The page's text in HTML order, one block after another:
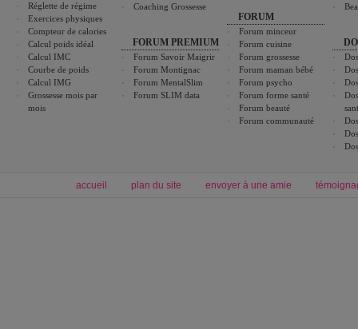
Réglette de régime
Exercices physiques
Compteur de calories
Calcul poids idéal
Calcul IMC
Courbe de poids
Calcul IMG
Grossesse mois par
mois
Coaching Grossesse
FORUM PREMIUM
Forum Savoir Maigrir
Forum Montignac
Forum MentalSlim
Forum SLIM data
FORUM
Forum minceur
Forum cuisine
Forum grossesse
Forum maman bébé
Forum psycho
Forum forme santé
Forum beauté
Forum communauté
accueil plan du site envoyer à une amie